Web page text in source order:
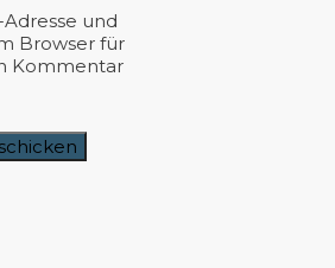
und
Browser für
Kommentar